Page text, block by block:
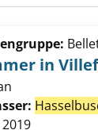
Details von
in
2019